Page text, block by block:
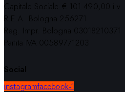
Capitale Sociale € 101.490,00 i.v.
R.E.A. Bologna 256271
Reg. Impr. Bologna 03018210371
Partita IVA 00589771203
Social
instagramfacebook-1